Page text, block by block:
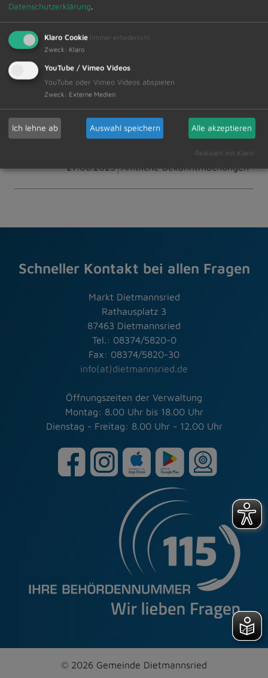
Vollzeitschülerinnen und -schüler zwischen 18 und 21
Jahren haben außerdem die Möglichkeit, ein
Sommerferien-Busticket (ohne Gutscheine) für 8 Euro
an den bekannten ÖPNV Verkaufsstellen zu erwerben.
Weitere Informationen und eine Übersicht aller
Angebote gibt es unter:
Zur Übersicht
27.06.2025 Amtliche Bekanntmachungen
Schneller Kontakt bei allen Fragen
Markt Dietmannsried
Rathausplatz 3
87463 Dietmannsried
Tel.: 08374/5820-0
Fax: 08374/5820-30
info(at)dietmannsried.de
Öffnungszeiten der Verwaltung
Montag: 8.00 Uhr bis 18.00 Uhr
Dienstag - Freitag: 8.00 Uhr - 12.00 Uhr
© 2026 Gemeinde Dietmannsried
Datenschutzerklärung.
Klaro Cookie (immer erforderlich)
Zweck : Klaro
YouTube / Vimeo Videos
YouTube oder Vimeo Videos abspielen
Zweck : Externe Medien
Ich lehne ab Auswahl speichern Alle akzeptieren
Realisiert mit Klaro!